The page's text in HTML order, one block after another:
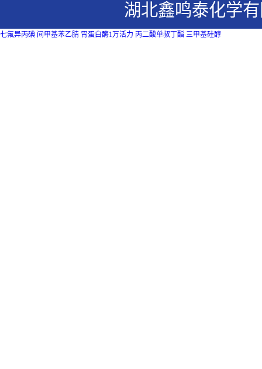
湖北鑫鸣泰化学
七氟异丙碘 间甲基苯乙腈 胃蛋白酶1万活力 丙二酸单叔丁酯 三甲基硅醇